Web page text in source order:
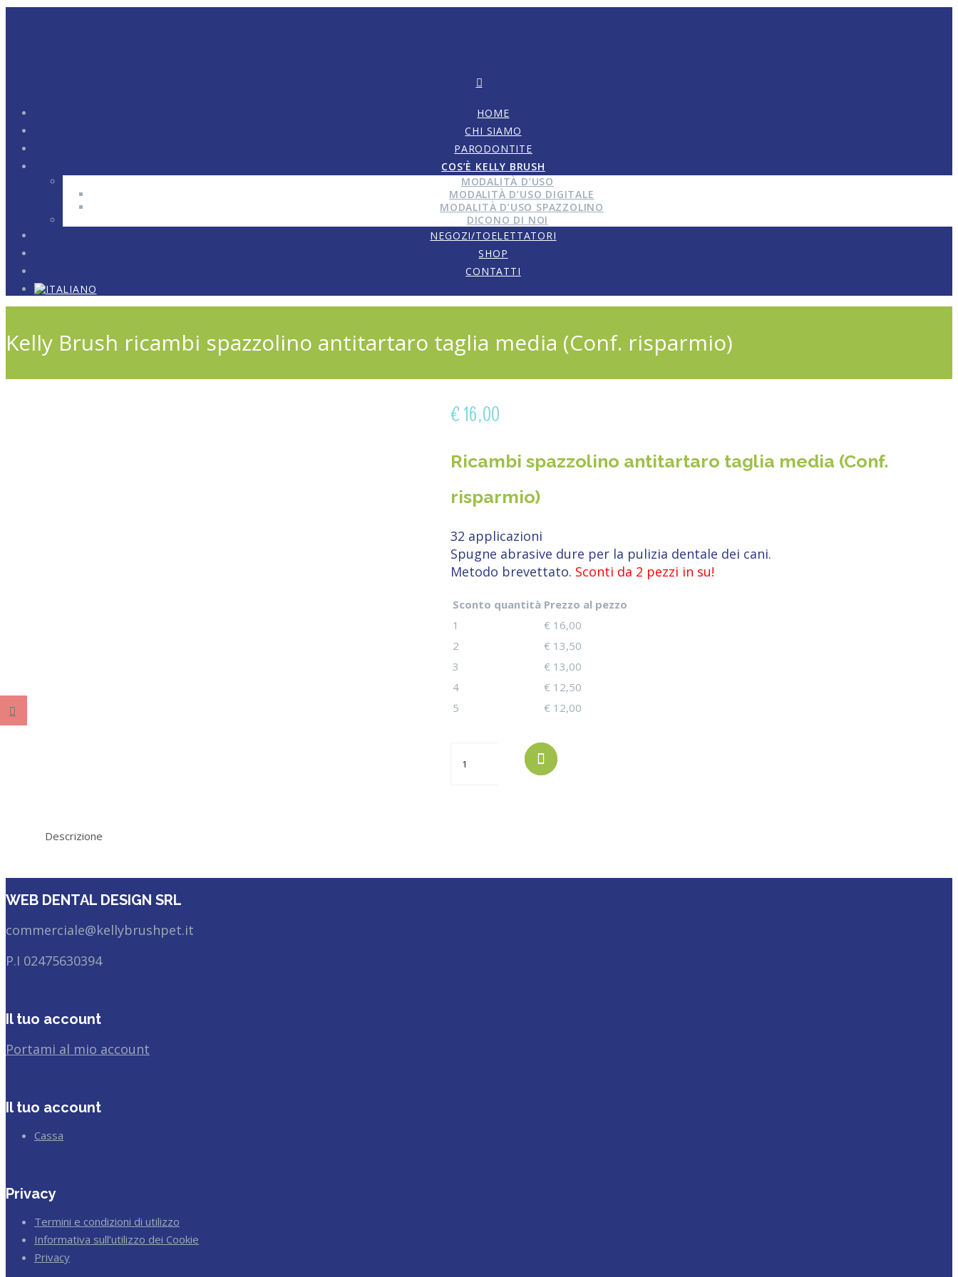
HOME
CHI SIAMO
PARODONTITE
COS’È KELLY BRUSH
MODALITÀ D’USO
MODALITÀ D’USO DIGITALE
MODALITÀ D’USO SPAZZOLINO
DICONO DI NOI
NEGOZI/TOELETTATORI
SHOP
CONTATTI
Kelly Brush ricambi spazzolino antitartaro taglia media (Conf. risparmio)
€16,00
Ricambi spazzolino antitartaro taglia media (Conf.
risparmio)
32 applicazioni
Spugne abrasive dure per la pulizia dentale dei cani.
Metodo brevettato. Sconti da 2 pezzi in su!
Sconto quantità Prezzo al pezzo
1
€ 16,00
2
€ 13,50
3
€ 13,00
4
€ 12,50
5
€ 12,00
Brush
(Conf.
AGGIUNGI
AL
CARRELLO
Descrizione
WEB DENTAL DESIGN SRL
commerciale@kellybrushpet.it
P.I 02475630394
Il tuo account
Portami al mio account
Il tuo account
Cassa
Privacy
Termini e condizioni di utilizzo
Informativa sull’utilizzo dei Cookie
Privacy